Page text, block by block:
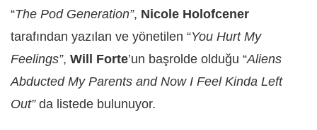
“The Pod Generation”, Nicole Holofcener
tarafından yazılan ve yönetilen “You Hurt My
Feelings”, Will Forte’un başrolde olduğu “Aliens
Abducted My Parents and Now I Feel Kinda Left
Out” da listede bulunuyor.